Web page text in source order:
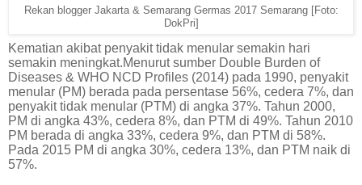
Rekan blogger Jakarta & Semarang Germas 2017 Semarang [Foto:
DokPri]
Kematian akibat penyakit tidak menular semakin hari
semakin meningkat.Menurut sumber Double Burden of
Diseases & WHO NCD Profiles (2014) pada 1990, penyakit
menular (PM) berada pada persentase 56%, cedera 7%, dan
penyakit tidak menular (PTM) di angka 37%. Tahun 2000,
PM di angka 43%, cedera 8%, dan PTM di 49%. Tahun 2010
PM berada di angka 33%, cedera 9%, dan PTM di 58%.
Pada 2015 PM di angka 30%, cedera 13%, dan PTM naik di
57%.